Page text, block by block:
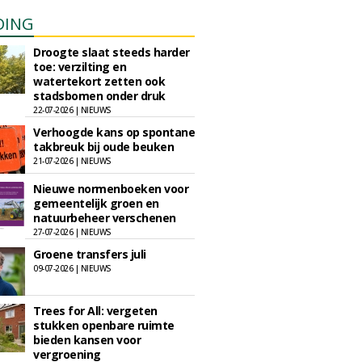
Droogte slaat steeds harder
toe: verzilting en
watertekort zetten ook
stadsbomen onder druk
22-07-2026 | NIEUWS
Verhoogde kans op spontane
takbreuk bij oude beuken
21-07-2026 | NIEUWS
Nieuwe normenboeken voor
gemeentelijk groen en
natuurbeheer verschenen
27-07-2026 | NIEUWS
Groene transfers juli
09-07-2026 | NIEUWS
Trees for All: vergeten
stukken openbare ruimte
bieden kansen voor
vergroening